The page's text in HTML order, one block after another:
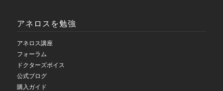
アネロスを勉強
アネロス講座
フォーラム
ドクターズボイス
公式ブログ
購入ガイド